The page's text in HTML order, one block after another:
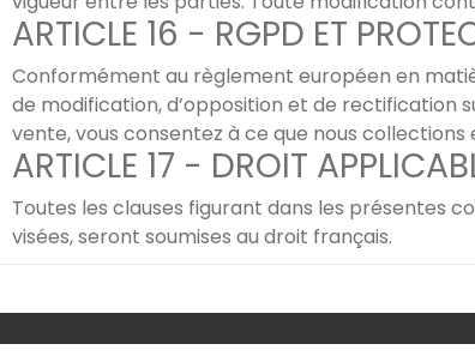
ARTICLE 16 - RGPD ET
Conformément au règlement européen en
de modification, d’opposition et de rectification
vente, vous consentez à ce que nous
ARTICLE 17 - DROIT
Toutes les clauses figurant dans les présentes
visées, seront soumises au droit français.